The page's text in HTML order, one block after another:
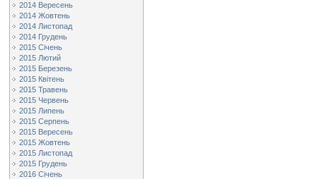
2014 Вересень
2014 Жовтень
2014 Листопад
2014 Грудень
2015 Січень
2015 Лютий
2015 Березень
2015 Квітень
2015 Травень
2015 Червень
2015 Липень
2015 Серпень
2015 Вересень
2015 Жовтень
2015 Листопад
2015 Грудень
2016 Січень